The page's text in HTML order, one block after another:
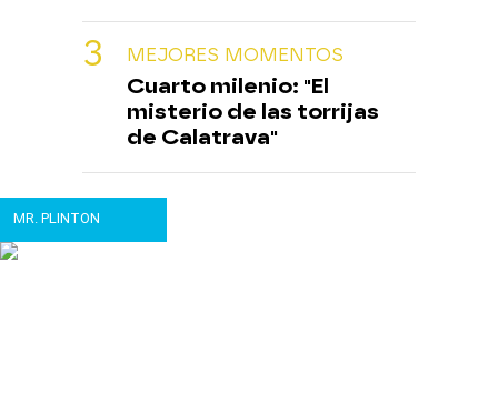
MEJORES MOMENTOS
Cuarto milenio: "El
misterio de las torrijas
de Calatrava"
MR. PLINTON